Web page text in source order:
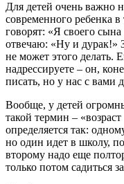
Для детей очень важно
современного ребенка
говорят: «Я своего сына
отвечаю: «Ну и дурак!»
не может этого делать.
надрессируете – он,
писать, но у нас с вами
Вообще, у детей
такой термин –
определяется так:
но один идет в школу,
второму надо еще
только потом садиться